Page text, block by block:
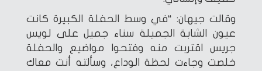
وقالت جيهان: “في وسط الحفلة الكبيرة كانت
عيون الشابة الجميلة سناء جميل على لويس
جريس اقتربت منه وفتحوا مواضيع والحفلة
خلصت وجاءت لحظة الوداع، وسألته أنت معاك